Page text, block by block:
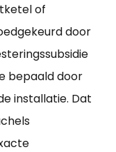
of
door
bepaald door
installatie. Dat